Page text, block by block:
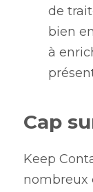
de
bien
à
Cap
Keep
nombreux